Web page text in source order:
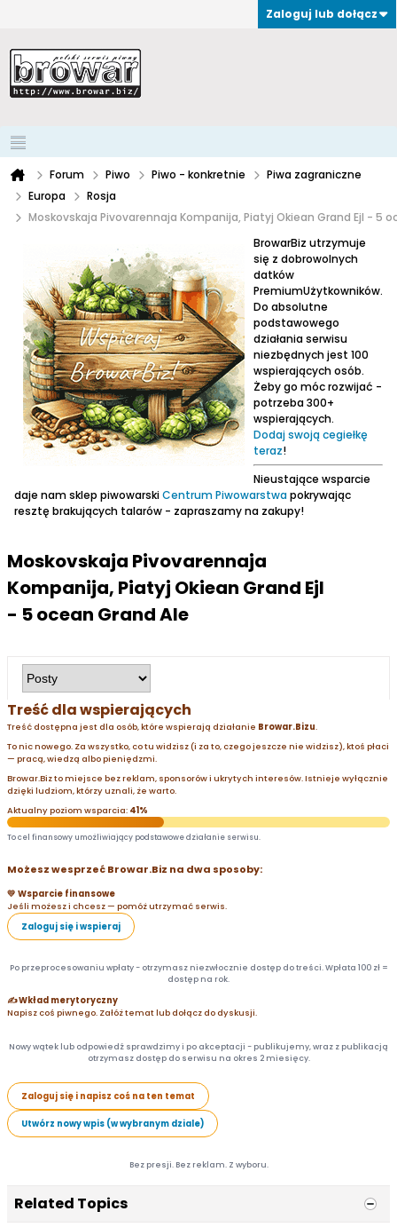
Zaloguj lub dołącz
Forum Piwo Piwo - konkretnie
Piwa zagraniczne
Europa
Rosja
Moskovskaja Pivovarennaja Kompanija, Piatyj Okiean Grand Ejl - 5
BrowarBiz utrzymuje
się z dobrowolnych
datków
PremiumUżytkowników.
Do absolutne
podstawowego
działania serwisu
niezbędnych jest 100
wspierających osób.
Żeby go móc rozwijać -
potrzeba 300+
wspierających.
Dodaj swoją cegiełkę
teraz!
Nieustające wsparcie
daje nam sklep piwowarskiCentrum Piwowarstwapokrywając
resztę brakujących talarów - zapraszamy na zakupy!
Moskovskaja Pivovarennaja
Kompanija, Piatyj Okiean Grand Ejl
- 5 ocean Grand Ale
Treść dla wspierających
Treść dostępna jest dla osób, które wspierają działanie Browar.Bizu.
To nic nowego. Za wszystko, co tu widzisz (i za to, czego jeszcze nie widzisz), ktoś płaci
— pracą, wiedzą albo pieniędzmi.
Browar.Biz to miejsce bez reklam, sponsorów i ukrytych interesów. Istnieje wyłącznie
dzięki ludziom, którzy uznali, że warto.
Aktualny poziom wsparcia: 41%
To cel finansowy umożliwiający podstawowe działanie serwisu.
Możesz wesprzeć Browar.Biz na dwa sposoby:
💛 Wsparcie finansowe
Jeśli możesz i chcesz — pomóż utrzymać serwis.
Zaloguj się i wspieraj
Po przeprocesowaniu wpłaty - otrzymasz niezwłocznie dostęp do treści. Wpłata 100 zł =
dostęp na rok.
✍️ Wkład merytoryczny
Napisz coś piwnego. Załóż temat lub dołącz do dyskusji.
Nowy wątek lub odpowiedź sprawdzimy i po akceptacji - publikujemy, wraz z publikacją
otrzymasz dostęp do serwisu na okres 2 miesięcy.
Zaloguj się i napisz coś na ten temat
Utwórz nowy wpis (w wybranym dziale)
Bez presji. Bez reklam. Z wyboru.
Related Topics